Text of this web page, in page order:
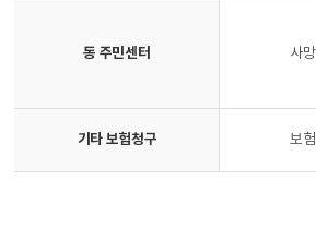
동 주민센터 사
기타 보험청구 보